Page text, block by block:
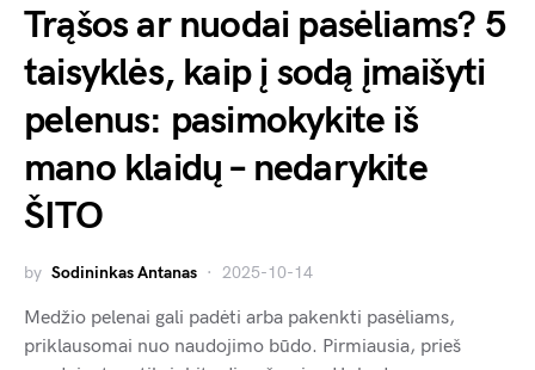
Trąšos ar nuodai pasėliams? 5
taisyklės, kaip į sodą įmaišyti
pelenus: pasimokykite iš
mano klaidų – nedarykite
ŠITO
by Sodininkas Antanas 2025-10-14
Medžio pelenai gali padėti arba pakenkti pasėliams,
priklausomai nuo naudojimo būdo. Pirmiausia, prieš